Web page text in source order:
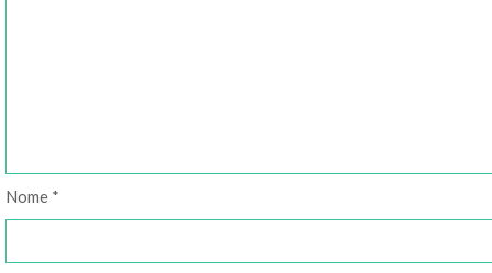
Nome *